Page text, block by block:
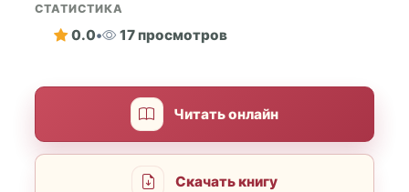
СТАТИСТИКА
0.0• 17 просмотров
Читать онлайн
Скачать книгу